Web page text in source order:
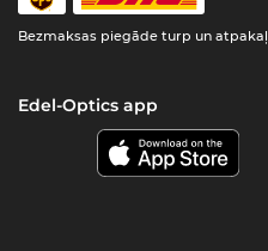
Bezmaksas piegāde turp un atpakaļ
Edel-Optics app